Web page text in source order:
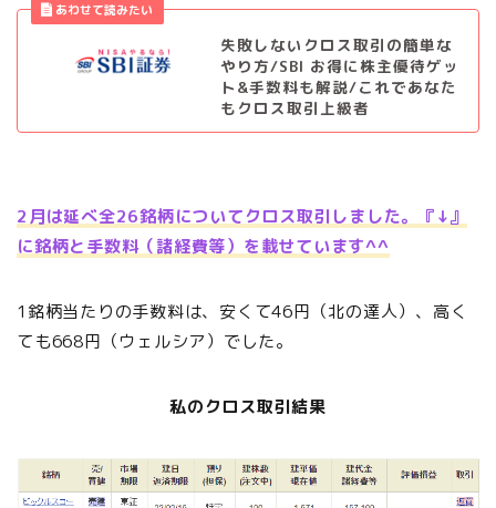
失敗しないクロス取引の簡単な
やり方/SBI お得に株主優待ゲッ
ト&手数料も解説/これであなた
もクロス取引上級者
2月は延べ全26銘柄についてクロス取引しました。『↓』
に銘柄と手数料（諸経費等）を載せています^^
1銘柄当たりの手数料は、安くて46円（北の達人）、高く
ても668円（ウェルシア）でした。
私のクロス取引結果